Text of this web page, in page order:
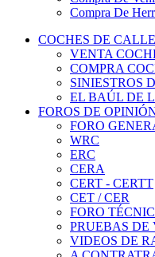
COCHES DE CALLE
VENTA
COMPRA
SINIESTROS
EL BAÚL DE
FOROS DE
FORO
WRC
ERC
CERA
CERT - CERTT
CET / CER
FORO
PRUEBAS DE
VIDEOS DE
A
TIENDA ONLINE